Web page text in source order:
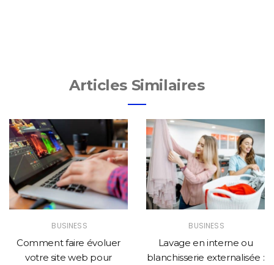
Articles Similaires
BUSINESS
Comment faire évoluer
votre site web pour
BUSINESS
Lavage en interne ou
blanchisserie externalisée :